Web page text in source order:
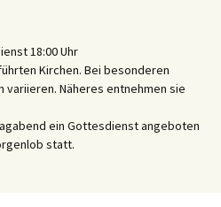
18:00 Uhr
Kirchen. Bei besonderen
variieren. Näheres entnehmen sie
ein Gottesdienst angeboten
statt.